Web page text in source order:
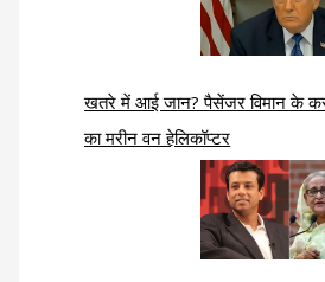
खतरे में आई जान? पैसेंजर विमान के
का मरीन वन हेलिकॉप्टर